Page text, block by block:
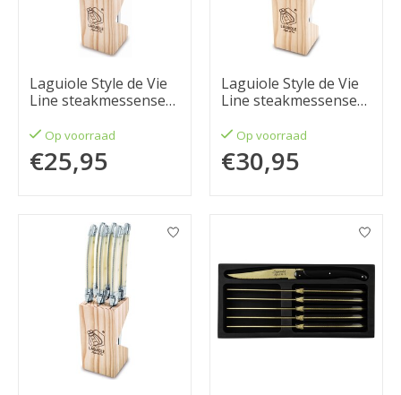
Laguiole Style de Vie
Line steakmessenset
Op voorraad
€25,95
Laguiole Style de Vie
Line steakmessenset
Op voorraad
€30,95